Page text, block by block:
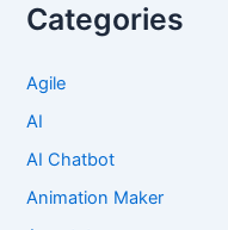
Categories
Agile
AI
AI Chatbot
Animation Maker